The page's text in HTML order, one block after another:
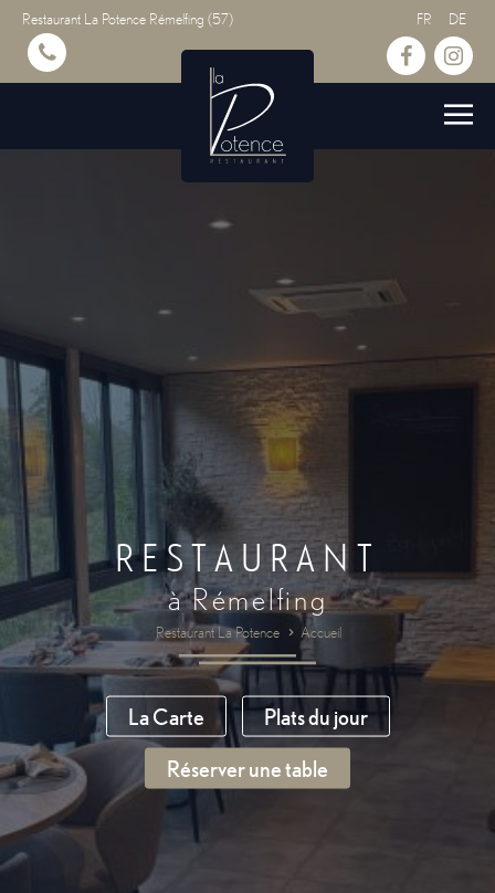
Restaurant La Potence Rémelfing (57) FR DE
RESTAURANT
à Rémelfing
Restaurant La Potence Accueil
La Carte Plats du jour
Réserver une table